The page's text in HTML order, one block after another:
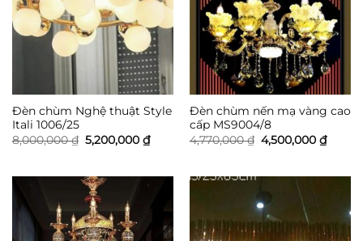
Đèn chùm Nghệ thuật Style
Itali 1006/25
8,000,000₫ Giá
gốc
5,200,000 ₫Giá
hiện
5,200,000 ₫.
Đèn chùm nến mạ vàng cao
cấp MS9004/8
4,770,000₫ Giá
gốc
4,500,000 ₫Giá
hiện